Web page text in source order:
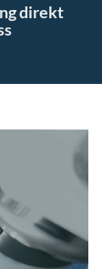
direkt